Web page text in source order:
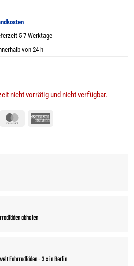
5-7 Werktage
von 24 h
nicht vorrätig und nicht verfügbar.
MasterCard
abholen
Fahrradläden - 3 x in Berlin